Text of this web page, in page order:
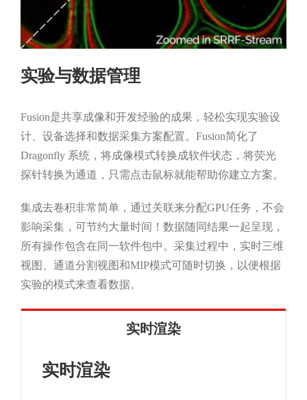
实验与数据管理
Fusion是共享成像和开发经验的成果，轻松实现实验设
计、设备选择和数据采集方案配置。Fusion简化了
Dragonfly 系统，将成像模式转换成软件状态，将荧光
探针转换为通道，只需点击鼠标就能帮助你建立方案。
集成去卷积非常简单，通过关联来分配GPU任务，不会
影响采集，可节约大量时间！数据随同结果一起呈现，
所有操作包含在同一软件包中。采集过程中，实时三维
视图、通道分割视图和MIP模式可随时切换，以便根据
实验的模式来查看数据。
实时渲染
实时渲染